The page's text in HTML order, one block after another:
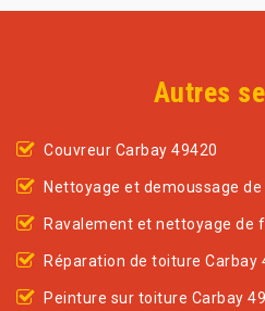
Autres
Couvreur Carbay 49420
Nettoyage et demoussage
Ravalement et nettoyage de
Réparation de toiture Carbay
Peinture sur toiture Carbay